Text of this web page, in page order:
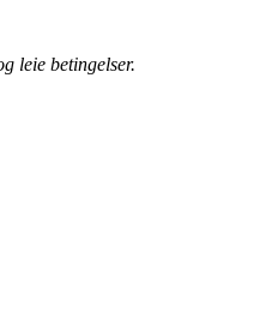
leie betingelser.